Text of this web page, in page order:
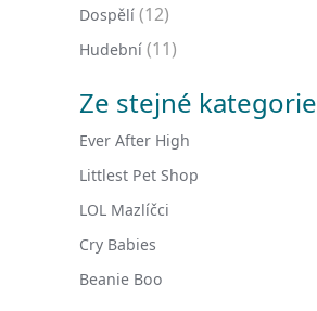
Dospělí (12)
Hudební (11)
Ze stejné kategorie
Ever After High
Littlest Pet Shop
LOL Mazlíčci
Cry Babies
Beanie Boo